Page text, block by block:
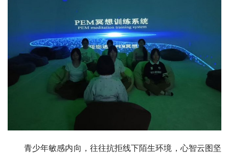
青少年敏感内向，往往抗拒线下陌生环境，心智云图坚